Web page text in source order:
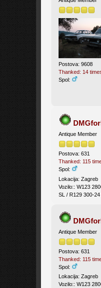
Postova: 9608
Thanked: 14
Spol:
Antique Member
Postova: 631
Thanked: 115
Spol:
Lokacija: Zagreb
Vozilo:: W123
SL / R129 300-24
Antique Member
Postova: 631
Thanked: 115
Spol:
Lokacija: Zagreb
Vozilo:: W123